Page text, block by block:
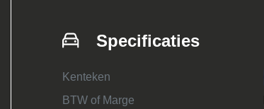
Specificaties
Kenteken
BTW of Marge